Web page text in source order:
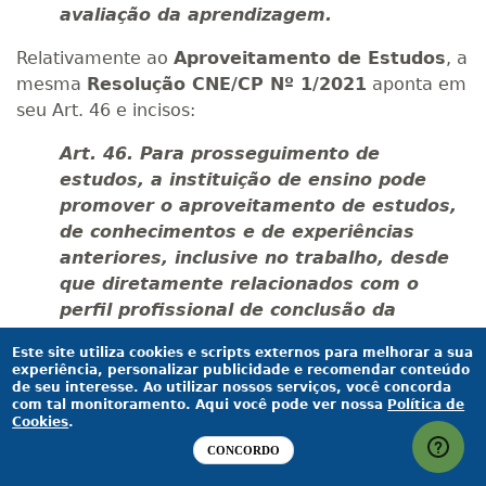
avaliação da aprendizagem.
Relativamente ao Aproveitamento de Estudos, a
mesma Resolução CNE/CP Nº 1/2021 aponta em
seu Art. 46 e incisos:
Art. 46. Para prosseguimento de
estudos, a instituição de ensino pode
promover o aproveitamento de estudos,
de conhecimentos e de experiências
anteriores, inclusive no trabalho, desde
que diretamente relacionados com o
perfil profissional de conclusão da
habilitação profissional técnica ou
tecnológica, que tenham sido
desenvolvidos:
I - Em qualificações profissionais técnicas
Este site utiliza cookies e scripts externos para melhorar a sua
experiência, personalizar publicidade e recomendar conteúdo
de seu interesse. Ao utilizar nossos serviços, você concorda
com tal monitoramento. Aqui você pode ver nossa Política de
Cookies.
CONCORDO